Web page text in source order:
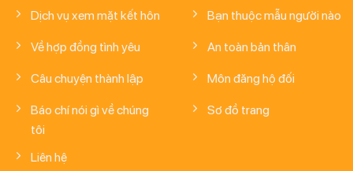
Dịch vụ xem mặt kết hôn
Về hợp đồng tình yêu
Câu chuyện thành lập
Báo chí nói gì về chúng
tôi
Liên hệ
Bạn thuộc mẫu người nào
An toàn bản thân
Môn đăng hộ đối
Sơ đồ trang